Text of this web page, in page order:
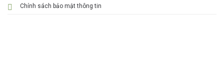
Chính sách bảo mật thông tin